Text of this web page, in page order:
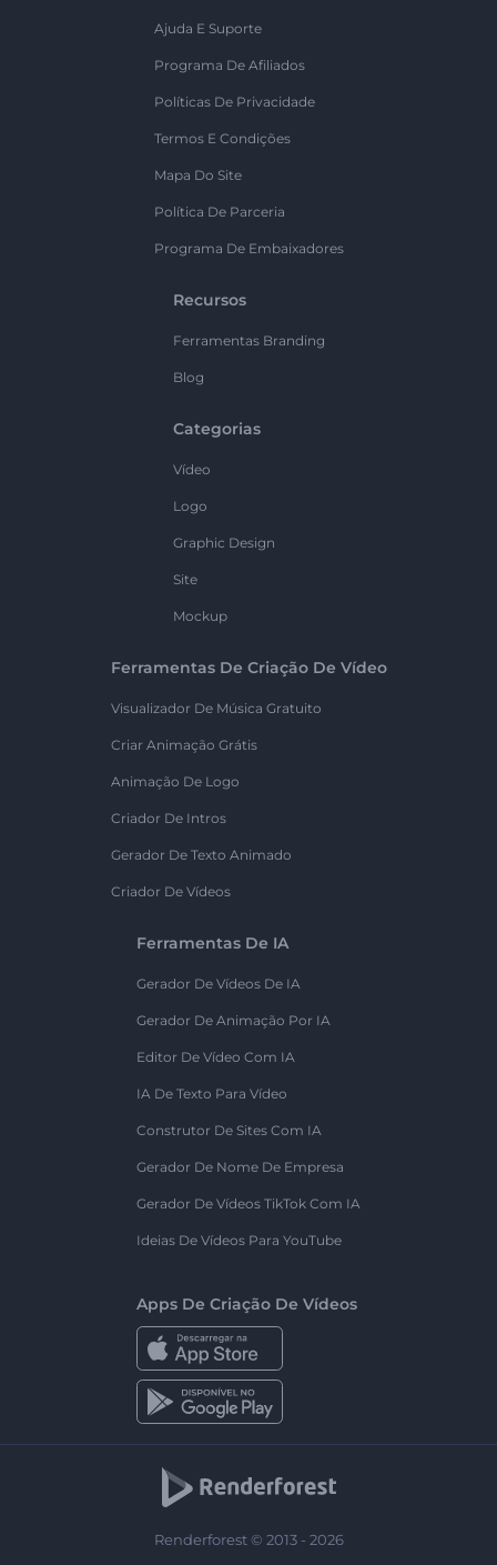
Ajuda E Suporte
Programa De Afiliados
Políticas De Privacidade
Termos E Condições
Mapa Do Site
Política De Parceria
Programa De Embaixadores
Recursos
Ferramentas Branding
Blog
Categorias
Vídeo
Logo
Graphic Design
Site
Mockup
Ferramentas De Criação De Vídeo
Visualizador De Música Gratuito
Criar Animação Grátis
Animação De Logo
Criador De Intros
Gerador De Texto Animado
Criador De Vídeos
Ferramentas De IA
Gerador De Vídeos De IA
Gerador De Animação Por IA
Editor De Vídeo Com IA
IA De Texto Para Vídeo
Construtor De Sites Com IA
Gerador De Nome De Empresa
Gerador De Vídeos TikTok Com IA
Ideias De Vídeos Para YouTube
Apps De Criação De Vídeos
Renderforest © 2013 - 2026